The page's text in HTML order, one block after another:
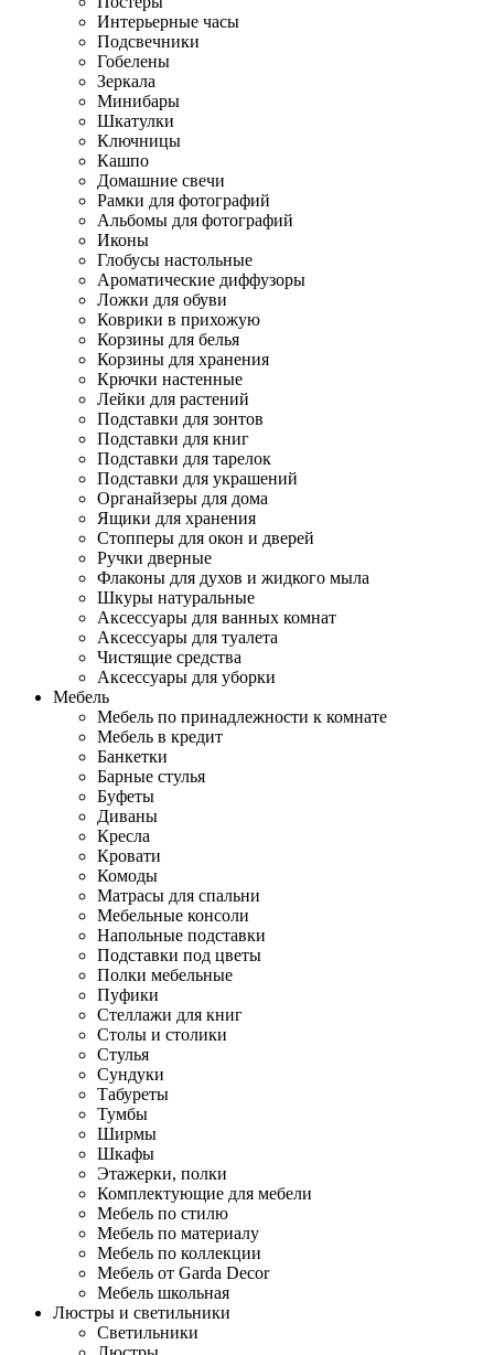
Интерьерные часы
Подсвечники
Гобелены
Зеркала
Минибары
Шкатулки
Ключницы
Кашпо
Домашние свечи
Рамки для фотографий
Альбомы для фотографий
Иконы
Глобусы настольные
Ароматические диффузоры
Ложки для обуви
Коврики в прихожую
Корзины для белья
Корзины для хранения
Крючки настенные
Лейки для растений
Подставки для зонтов
Подставки для книг
Подставки для тарелок
Подставки для украшений
Органайзеры для дома
Ящики для хранения
Стопперы для окон и дверей
Ручки дверные
Флаконы для духов и жидкого мыла
Шкуры натуральные
Аксессуары для ванных комнат
Аксессуары для туалета
Чистящие средства
Аксессуары для уборки
Мебель
Мебель по принадлежности к комнате
Мебель в кредит
Банкетки
Барные стулья
Буфеты
Диваны
Кресла
Кровати
Комоды
Матрасы для спальни
Мебельные консоли
Напольные подставки
Подставки под цветы
Полки мебельные
Пуфики
Стеллажи для книг
Столы и столики
Стулья
Сундуки
Табуреты
Тумбы
Ширмы
Шкафы
Этажерки, полки
Комплектующие для мебели
Мебель по стилю
Мебель по материалу
Мебель по коллекции
Мебель от Garda Decor
Мебель школьная
Люстры и светильники
Светильники